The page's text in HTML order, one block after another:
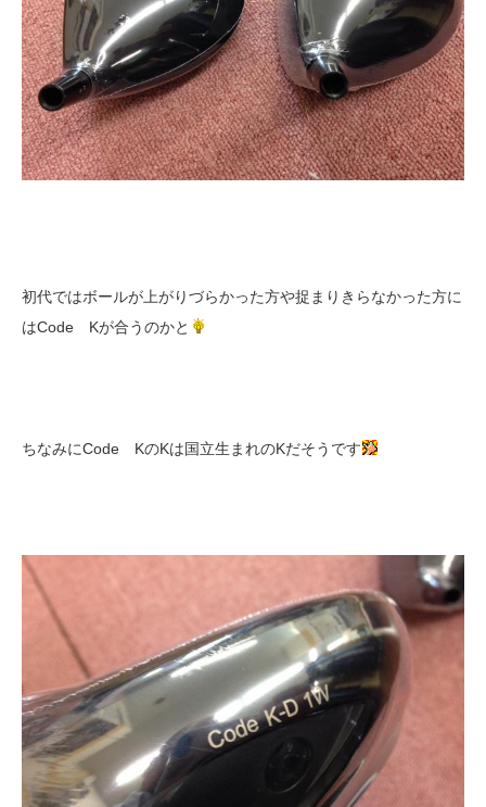
初代ではボールが上がりづらかった方や捉まりきらなかった方に
はCode Kが合うのかと
ちなみにCode KのKは国立生まれのKだそうです